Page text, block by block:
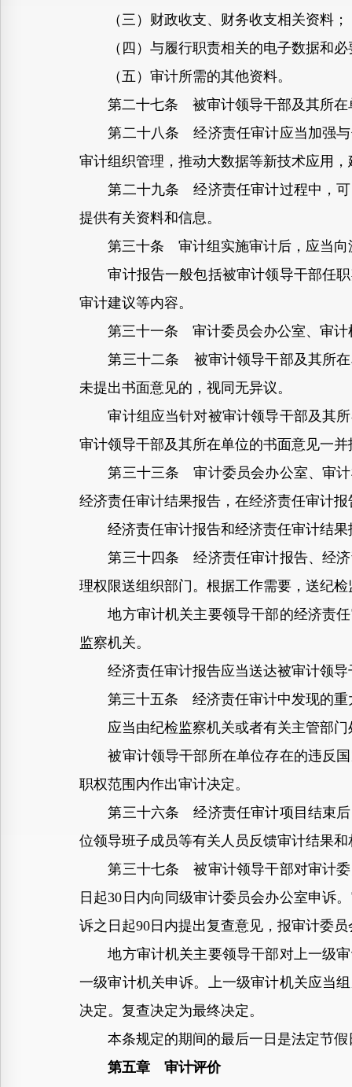
（三）财政收支、财务收支相关资料；
（四）与履行职责相关的电子数据和必
（五）审计所需的其他资料。
第二十七条 被审计领导干部及其所在
第二十八条 经济责任审计应当加强与
审计组织管理，推动大数据等新技术应用
第二十九条 经济责任审计过程中，可
提供有关资料和信息。
第三十条 审计组实施审计后，应当向
审计报告一般包括被审计领导干部任职
审计建议等内容。
第三十一条 审计委员会办公室、审计机
第三十二条 被审计领导干部及其所在单
未提出书面意见的，视同无异议。
审计组应当针对被审计领导干部及其所
审计领导干部及其所在单位的书面意见一
第三十三条 审计委员会办公室、审计
经济责任审计结果报告，在经济责任审计
经济责任审计报告和经济责任审计结果
第三十四条 经济责任审计报告、经济
理权限送组织部门。根据工作需要，送纪
地方审计机关主要领导干部的经济责任
监察机关。
经济责任审计报告应当送达被审计领导
第三十五条 经济责任审计中发现的重
应当由纪检监察机关或者有关主管部门
被审计领导干部所在单位存在的违反国
职权范围内作出审计决定。
第三十六条 经济责任审计项目结束后
位领导班子成员等有关人员反馈审计结果
第三十七条 被审计领导干部对审计委
日起30日内向同级审计委员会办公室申诉
诉之日起90日内提出复查意见，报审计委
地方审计机关主要领导干部对上一级审
一级审计机关申诉。上一级审计机关应当
决定。复查决定为最终决定。
本条规定的期间的最后一日是法定节假
第五章 审计评价